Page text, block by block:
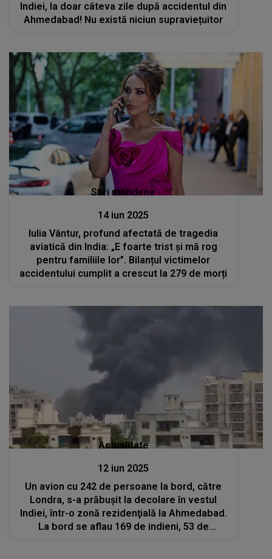
Indiei, la doar câteva zile după accidentul din
Ahmedabad! Nu există niciun supraviețuitor
Stiri mondene
14 iun 2025
Iulia Vântur, profund afectată de tragedia
aviatică din India: „E foarte trist și mă rog
pentru familiile lor”. Bilanțul victimelor
accidentului cumplit a crescut la 279 de morți
Actualitate
12 iun 2025
Un avion cu 242 de persoane la bord, către
Londra, s-a prăbuşit la decolare în vestul
Indiei, într-o zonă rezidenţială la Ahmedabad.
La bord se aflau 169 de indieni, 53 de